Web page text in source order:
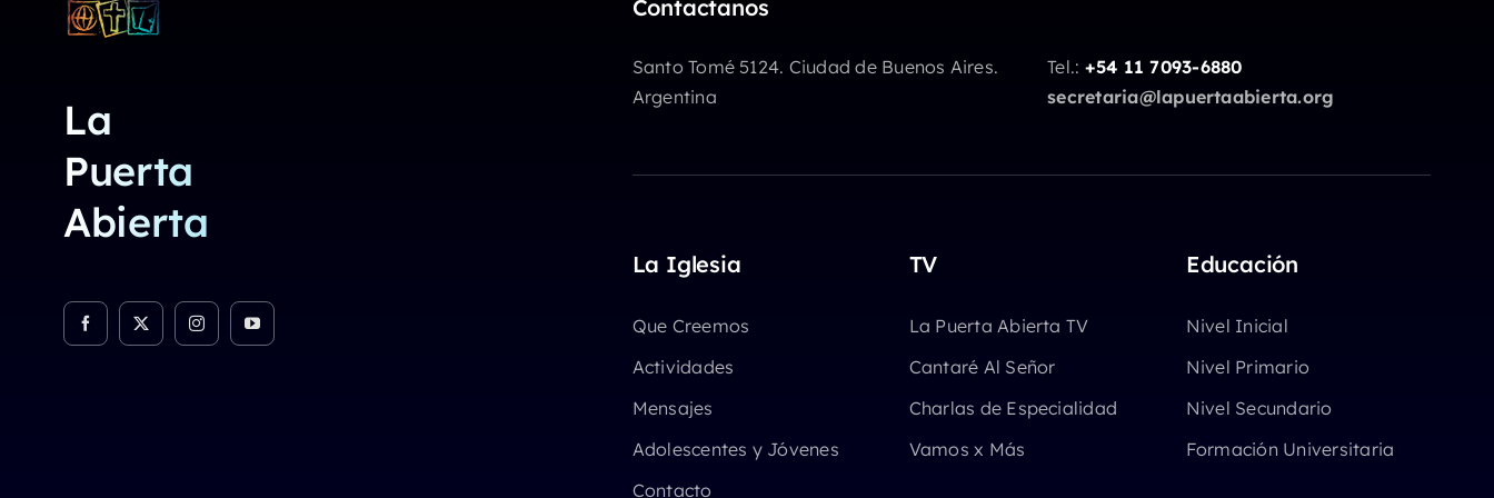
La
Puerta
Abierta
Contactanos
Santo Tomé 5124. Ciudad de Buenos Aires.
Argentina
Tel.: +54 11 7093-6880
secretaria@lapuertaabierta.org
La Iglesia
Que Creemos
Actividades
Mensajes
Adolescentes y Jóvenes
Contacto
TV
La Puerta Abierta TV
Cantaré Al Señor
Charlas de Especialidad
Vamos x Más
Educación
Nivel Inicial
Nivel Primario
Nivel Secundario
Formación Universitaria